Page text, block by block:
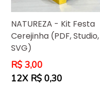
NATUREZA - Kit Festa
Cerejinha (PDF, Studio,
SVG)
Preço
normal
R$ 3,00
12X R$ 0,30